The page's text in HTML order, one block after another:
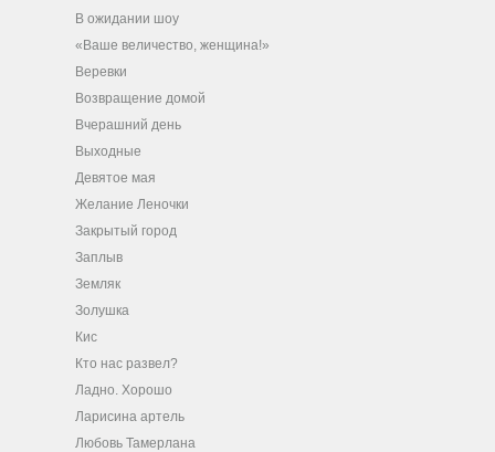
В ожидании шоу
«Ваше величество, женщина!»
Веревки
Возвращение домой
Вчерашний день
Выходные
Девятое мая
Желание Леночки
Закрытый город
Заплыв
Земляк
Золушка
Кис
Кто нас развел?
Ладно. Хорошо
Ларисина артель
Любовь Тамерлана